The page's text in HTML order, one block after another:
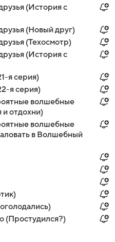
(История с
(Новый друг)
(Техосмотр)
(История с
я серия)
я серия)
волшебные
и отдохни)
волшебные
в Волшебный
(Простудился?)